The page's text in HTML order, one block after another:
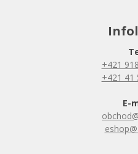
+421
+421 41
E-